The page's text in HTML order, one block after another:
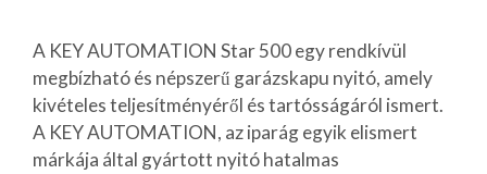
A KEY AUTOMATION Star 500 egy rendkívül
megbízható és népszerű garázskapu nyitó, amely
kivételes teljesítményéről és tartósságáról ismert.
A KEY AUTOMATION, az iparág egyik elismert
márkája által gyártott nyitó hatalmas